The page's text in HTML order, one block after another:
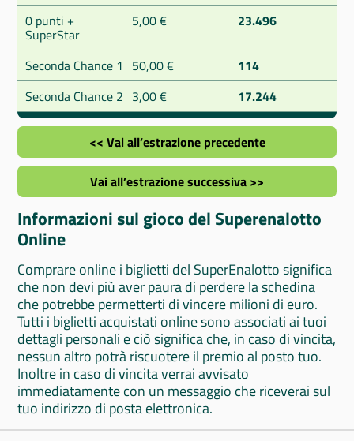
0 punti +
SuperStar
5,00 € 23.496
Seconda Chance 1 50,00 €
114
Seconda Chance 2 3,00 € 17.244
<< Vai all’estrazione precedente
Vai all’estrazione successiva >>
Informazioni sul gioco del Superenalotto
Online
Comprare online i biglietti del SuperEnalotto significa
che non devi più aver paura di perdere la schedina
che potrebbe permetterti di vincere milioni di euro.
Tutti i biglietti acquistati online sono associati ai tuoi
dettagli personali e ciò significa che, in caso di vincita,
nessun altro potrà riscuotere il premio al posto tuo.
Inoltre in caso di vincita verrai avvisato
immediatamente con un messaggio che riceverai sul
tuo indirizzo di posta elettronica.